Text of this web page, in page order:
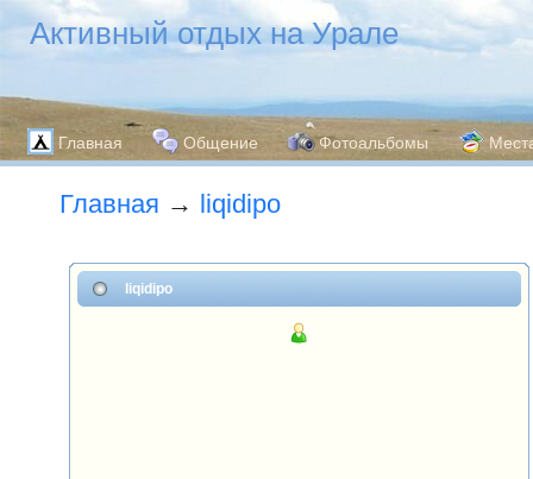
Активный отдых на Урале
Главная Общение Фотоальбомы
Главная → liqidipo
liqidipo